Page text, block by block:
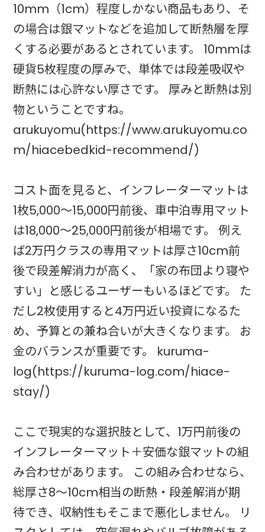
10mm（1cm）程度しかない商品もあり、そ
の場合は銀マットなどを追加して断熱層を厚
くする必要があるとされています。 10mmは
硬貨5枚程度の厚みで、単体では段差吸収や
断熱には心許ない厚さです。 厚みと断熱は別
物ということですね。
arukuyomu(https://www.arukuyomu.co
m/hiacebedkid-recommend/)
コスト面を見ると、インフレーターマットは
1枚5,000〜15,000円前後、車中泊専用マット
は18,000〜25,000円前後が相場です。 例え
ば2万円クラスの専用マットは厚さ10cm前
後で段差解消力が高く、「家の布団より寝や
すい」と感じるユーザーもいるほどです。 た
だし2枚使用すると4万円近い投資になるた
め、予算との兼ね合いが大きくなります。 お
金のバランスが重要です。 kuruma-
log(https://kuruma-log.com/hiace-
stay/)
ここで現実的な選択肢として、1万円前後の
インフレーターマット＋安価な銀マットの組
み合わせがあります。 この組み合わせなら、
総厚さ8〜10cm相当の断熱・段差解消が期
待でき、収納性もそこまで悪化しません。 リ